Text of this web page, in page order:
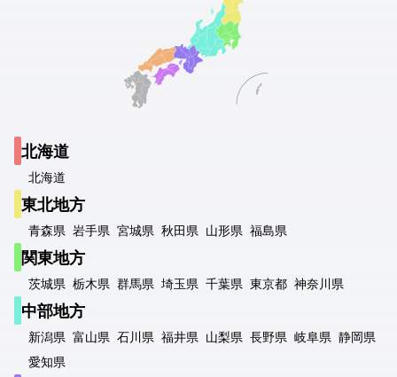
北海道
北海道
東北地方
青森県 岩手県 宮城県 秋田県 山形県 福島県
関東地方
茨城県 栃木県 群馬県 埼玉県 千葉県 東京都 神奈川県
中部地方
新潟県 富山県 石川県 福井県 山梨県 長野県 岐阜県 静岡県
愛知県